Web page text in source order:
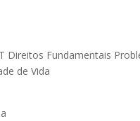
Direitos Fundamentais
de Vida